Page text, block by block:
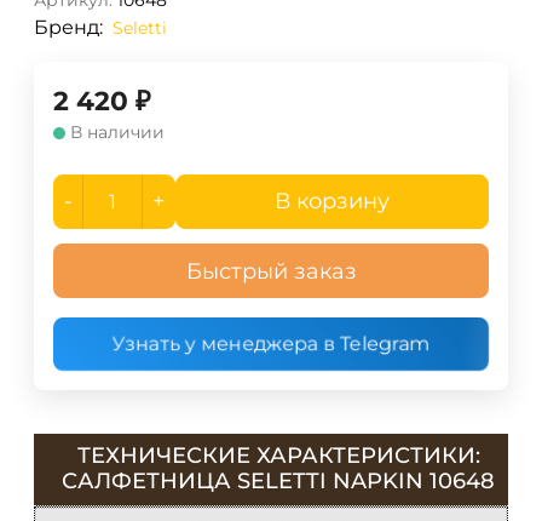
Бренд: Seletti
2 420 ₽
В наличии
- + В корзину
Быстрый заказ
Узнать у менеджера в Telegram
ТЕХНИЧЕСКИЕ ХАРАКТЕРИСТИКИ:
САЛФЕТНИЦА SELETTI NAPKIN 10648